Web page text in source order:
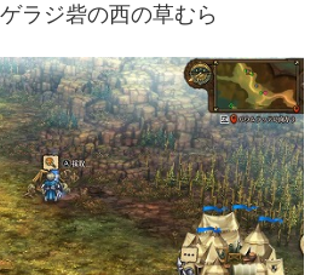
ラジ砦の西の草むら